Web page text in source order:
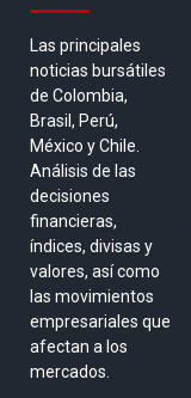
Las principales
noticias bursátiles
de Colombia,
Brasil, Perú,
México y Chile.
Análisis de las
decisiones
financieras,
índices, divisas y
valores, así como
las movimientos
empresariales que
afectan a los
mercados.